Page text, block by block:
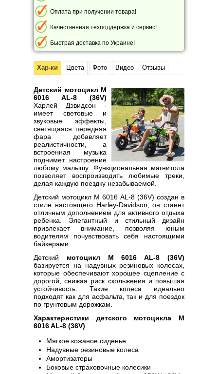
Оплата при получении товара!
Качественная техподдержка и сервис!
Быстрая доставка по Украине!
Хар-ки Цвета Фото Видео Отзывы
Детский мотоцикл M
6016 AL-8 (36V)
Харлей Дэвидсон -
имеет световые и
звуковые эффекты,
светящаяся передняя
фара добавляет
реалистичности, а
встроенная музыка
поднимет настроение
любому малышу. Функциональная магнитола
позволяет воспроизводить любимые треки,
делая каждую поездку незабываемой.
Детский мотоцикл M 6016 AL-8 (36V) создан в
стиле настоящего Harley-Davidson, он станет
отличным дополнением для активного отдыха
ребенка. Элегантный и стильный дизайн
привлекает внимание, позволяя юным
водителям почувствовать себя настоящими
байкерами.
Детский мотоцикл M 6016 AL-8 (36V)
базируется на надувных резиновых колесах,
которые обеспечивают хорошее сцепление с
дорогой, снижая риск скольжения и повышая
устойчивость. Такие колеса идеально
подходят как для асфальта, так и для поездок
по грунтовым дорожкам.
Характеристики детского мотоцикла M
6016 AL-8 (36V):
Мягкое кожаное сиденье
Надувные резиновые колеса
Амортизаторы
Боковые страховочные колесики